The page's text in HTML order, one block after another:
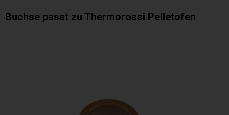
Buchse passt zu Thermorossi Pelletofen